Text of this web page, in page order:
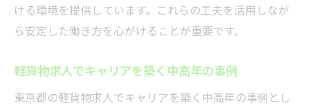
ける環境を提供しています。これらの工夫を活用しなが
ら安定した働き方を心がけることが重要です。
軽貨物求人でキャリアを築く中高年の事例
東京都の軽貨物求人でキャリアを築く中高年の事例とし